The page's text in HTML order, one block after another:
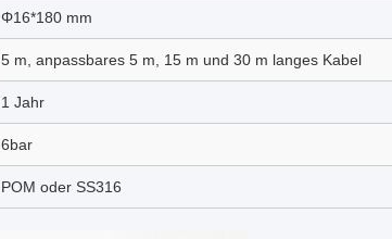
Φ16*180 mm
5 m, anpassbares 5 m, 15 m und 30 m langes Kabel
1 Jahr
6bar
POM oder SS316